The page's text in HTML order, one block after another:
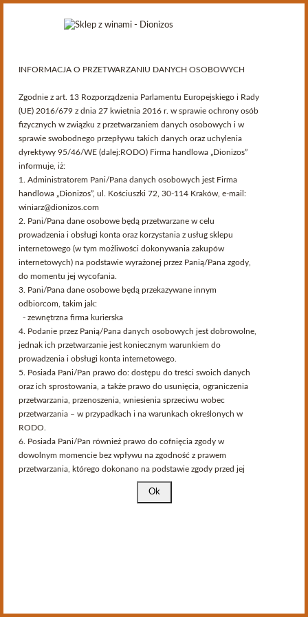
Kategorie
Przewodnik Winiarski Wina węgierskie
Producenci
Ostatnio na blogu
Roczniki
Producenci
Lista podkategorii w Producenci:
Bock Megyer & Pajzos
Serwis przeznaczony dla osób pełnoletnich.
Czy akceptujesz te warunki i masz ukończone 18 lat?
Strona korzysta z plików cookies w celu realizacji usług i zgodnie z
Polityką Plików Cookies
lub dostępu do plików cookies w Twojej przeglądarce.
INFORMACJA O PRZETWARZANIU DANYCH OSOBOWYCH
Zgodnie z art. 13 Rozporządzenia Parlamentu Europejskiego i Rady
(UE) 2016/679 z dnia 27 kwietnia 2016 r. w sprawie ochrony osób
fizycznych w związku z przetwarzaniem danych osobowych i w
sprawie swobodnego przepływu takich danych oraz uchylenia
dyrektywy 95/46/WE (dalej:RODO) Firma handlowa „Dionizos”
informuje, iż:
1. Administratorem Pani/Pana danych osobowych jest Firma
handlowa „Dionizos”, ul. Kościuszki 72, 30-114 Kraków, e-mail:
winiarz@dionizos.com
2. Pani/Pana dane osobowe będą przetwarzane w celu
prowadzenia i obsługi konta oraz korzystania z usług sklepu
internetowego (w tym możliwości dokonywania zakupów
internetowych) na podstawie wyrażonej przez Panią/Pana zgody,
do momentu jej wycofania.
3. Pani/Pana dane osobowe będą przekazywane innym
odbiorcom, takim jak:
- zewnętrzna firma kurierska
4. Podanie przez Panią/Pana danych osobowych jest dobrowolne,
jednak ich przetwarzanie jest koniecznym warunkiem do
prowadzenia i obsługi konta internetowego.
5. Posiada Pani/Pan prawo do: dostępu do treści swoich danych
oraz ich sprostowania, a także prawo do usunięcia, ograniczenia
przetwarzania, przenoszenia, wniesienia sprzeciwu wobec
przetwarzania – w przypadkach i na warunkach określonych w
RODO.
6. Posiada Pani/Pan również prawo do cofnięcia zgody w
dowolnym momencie bez wpływu na zgodność z prawem
przetwarzania, którego dokonano na podstawie zgody przed jej
cofnięciem. Wycofanie zgody na przetwarzanie danych
osobowych można przesłać e-mailem na adres: